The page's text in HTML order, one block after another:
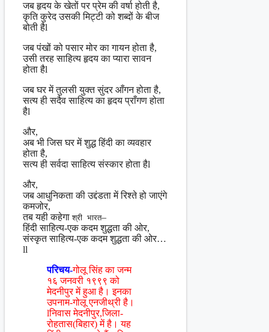
जब हृदय के खेतों पर प्रेम की वर्षा होती है,
कृति कुरेद उसकी मिट्टी को शब्दों के बीज
बोती हैl
जब पंखों को पसार मोर का गायन होता है,
उसी तरह साहित्य हृदय का प्यारा सावन
होता हैl
जब घर में तुलसी युक्त सुंदर आँगन होता है,
सत्य ही सदैव साहित्य का हृदय प्राँगण होता
हैl
और,
अब भी जिस घर में शुद्ध हिंदी का व्यवहार
होता है,
सत्य ही सर्वदा साहित्य संस्कार होता हैl
और,
जब आधुनिकता की उद्दंडता में रिश्ते हो जाएंगे
कमजोर,
तब यही कहेगाश्री भारत–
हिंदी साहित्य-एक कदम शुद्धता की ओर,
संस्कृत साहित्य-एक कदम शुद्धता की ओर…
ll
परिचय-गोलू सिंह का जन्म
१६ जनवरी १९९९ को
मेदनीपुर में हुआ है। इनका
उपनाम-गोलू एनजीथ्री है।
lनिवास मेदनीपुर,जिला-
रोहतास(बिहार) में है। यह